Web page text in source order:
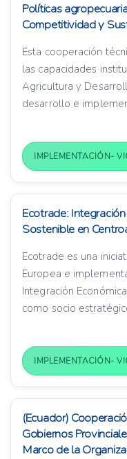
Políticas
Competitividad y
Esta cooperación
las capacidades
Agricultura y
desarrollo e
IMPLEMENTACIÓN-
Ecotrade:
Sostenible en
Ecotrade es una
Europea e
Integración
como socio
IMPLEMENTACIÓN-
(Ecuador)
Gobiernos
Marco de la